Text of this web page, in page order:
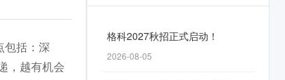
包括：深
，越有机会
格科2027秋招正式启动！
2026-08-05